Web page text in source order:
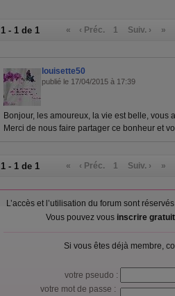
1 - 1 de 1 « ‹ Préc. 1 Suiv. › »
louisette50
publié le 17/04/2015 à 17:39
Bonjour, les amoureux, la vie est belle, vous
Merci de nous faire partager ce bonheur et
1 - 1 de 1 « ‹ Préc. 1 Suiv. › »
L’accès et l’utilisation du forum sont
Vous pouvez vous inscrire
Si vous êtes déjà membre,
votre pseudo :
votre mot de passe :